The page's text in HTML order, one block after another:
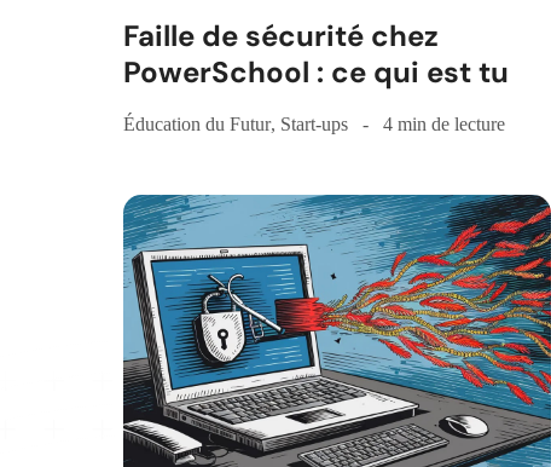
Faille de sécurité chez
PowerSchool : ce qui est tu
Éducation du Futur, Start-ups 4 min de lecture